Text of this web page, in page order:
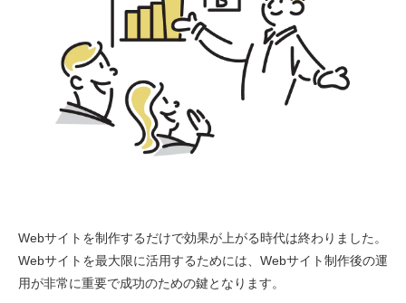
Webサイトを制作するだけで効果が上がる時代は終わりました。
Webサイトを最大限に活用するためには、Webサイト制作後の運
用が非常に重要で成功のための鍵となります。